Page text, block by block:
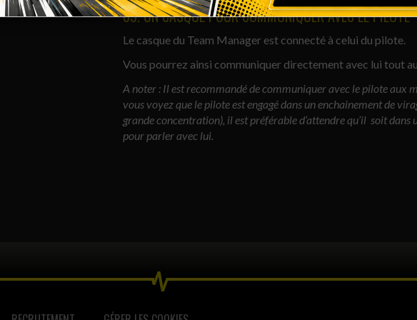
03. UN CASQUE POUR COMMUNIQUER AVEC LE PILOTE
Le casque du Team Manager est connecté à celui du pilote.
Vous pourrez ainsi communiquer directement avec lui tout
A noter : Il est recommandé de communiquer avec le pilote aux
vous voyez que le pilote est engagé dans un enchainement de
grande concentration), il est préférable d’attendre qu’il soit
pour parler avec lui.